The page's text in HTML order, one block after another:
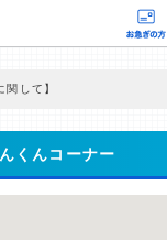
関して】
はなく、当編集部の調査／
た情報提供を行っています
くんコーナー